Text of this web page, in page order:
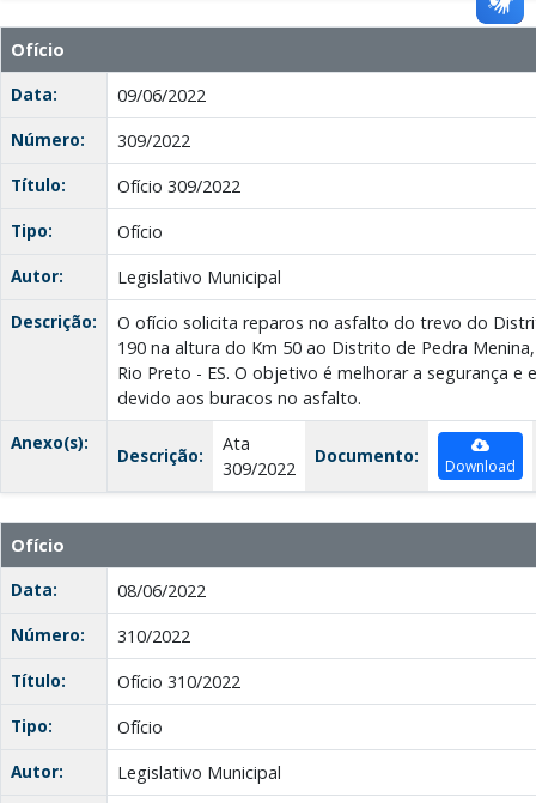
Ofício
Data:
09/06/2022
Número:
309/2022
Título:
Ofício 309/2022
Tipo:
Ofício
Autor:
Legislativo Municipal
Descrição:
O ofício solicita reparos no asfalto do trevo do
190 na altura do Km 50 ao Distrito de Pedra
Rio Preto - ES. O objetivo é melhorar a segurança e
devido aos buracos no asfalto.
Anexo(s):
Descrição:
Ata
309/2022
Documento: Download
Ofício
Data:
08/06/2022
Número:
310/2022
Título:
Ofício 310/2022
Tipo:
Ofício
Autor:
Legislativo Municipal